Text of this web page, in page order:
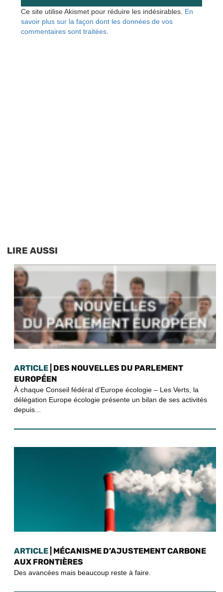
Ce site utilise Akismet pour réduire les indésirables. En
savoir plus sur la façon dont les données de vos
commentaires sont traitées.
LIRE AUSSI
ARTICLE | DES NOUVELLES DU PARLEMENT
EUROPÉEN
À chaque Conseil fédéral d’Europe écologie – Les Verts, la
délégation Europe écologie présente un bilan de ses activités
depuis...
ARTICLE | MÉCANISME D’AJUSTEMENT CARBONE
AUX FRONTIÈRES
Des avancées mais beaucoup reste à faire.